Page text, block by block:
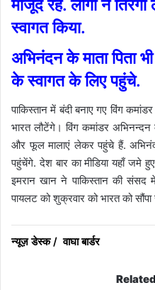
मौजूद रहे. लोगों ने
स्‍वागत किया.
अभिनंदन के माता पिता
के स्‍वागत के लिए पहुंचे.
पाकिस्तान में बंदी बनाए गए विंग
भारत लौटेंगे। विंग कमांडर अभिनन्दन
और फूल मालाएं लेकर पहुंचे हैं. अभिनंदन
पहुंचेंगे. देश बार का मीडिया यहाँ जमे
इमरान खान ने पाकिस्तान की संसद
पायलट को शुक्रवार को भारत को सौंपा
न्यूज़ डेस्क / वाघा बार्डर